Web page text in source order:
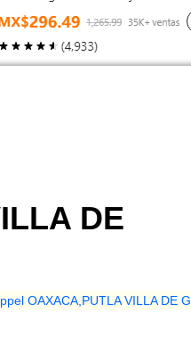
DE
OAXACA,PUTLA VILLA DE